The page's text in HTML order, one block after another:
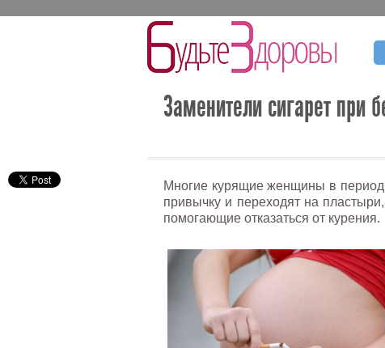
Заменители сигарет при
Многие курящие женщины в период
привычку и переходят на
помогающие отказаться от курения.